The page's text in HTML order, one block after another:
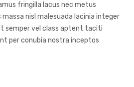
fringilla lacus nec metus
massa nisl malesuada lacinia integer
semper vel class aptent taciti
per conubia nostra inceptos